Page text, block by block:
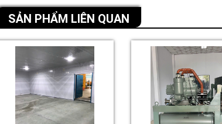
SẢN PHẨM LIÊN QUAN